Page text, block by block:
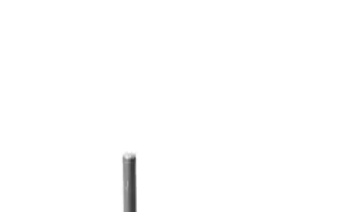
Hava Pişirme Deneyimi